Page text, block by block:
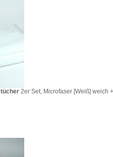
2er Set, Microfaser [Weiß] weich